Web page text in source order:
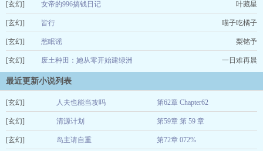
[玄幻] 女帝的996搞钱日记 叶藏星
[玄幻] 皆行 喵子吃橘子
[玄幻] 愁眠谣 梨铭予
[玄幻] 废土种田：她从零开始建绿洲 一日难再晨
最近更新小说列表
[玄幻] 人夫也能当攻吗 第62章 Chapter62
今亦眠
[玄幻] 清源计划 第59章 第 59 章
露霜惊
[玄幻] 岛主请自重 第72章 072%